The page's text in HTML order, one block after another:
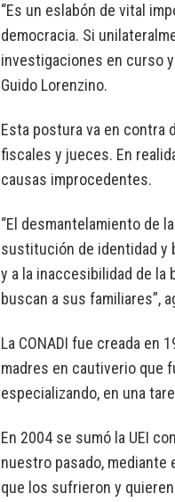
“Es un eslabón de vital
democracia. Si
investigaciones en curso
Guido Lorenzino.
Esta postura va en contra
fiscales y jueces. En
causas improcedentes.
“El desmantelamiento de
sustitución de identidad y
y a la inaccesibilidad de la
buscan a sus familiares”,
La CONADI fue creada en
madres en cautiverio que
especializando, en una
En 2004 se sumó la UEI
nuestro pasado,
que los sufrieron y